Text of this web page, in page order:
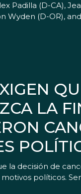
Padilla (D-CA),
Wyden (D-OR),
LA
la decisión de
políticos.